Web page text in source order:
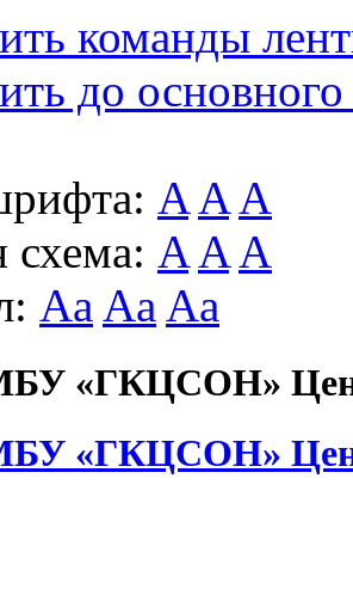
команды
до основного
A A A
схема: A A A
Aa Aa Aa
«ГКЦСОН»
«ГКЦСОН»